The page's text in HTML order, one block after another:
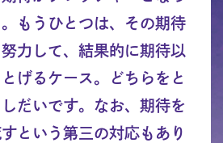
もうひとつは、その期待
力して、結果的に期待以
とげるケース。どちらをと
だいです。なお、期待を
という第三の対応もあり